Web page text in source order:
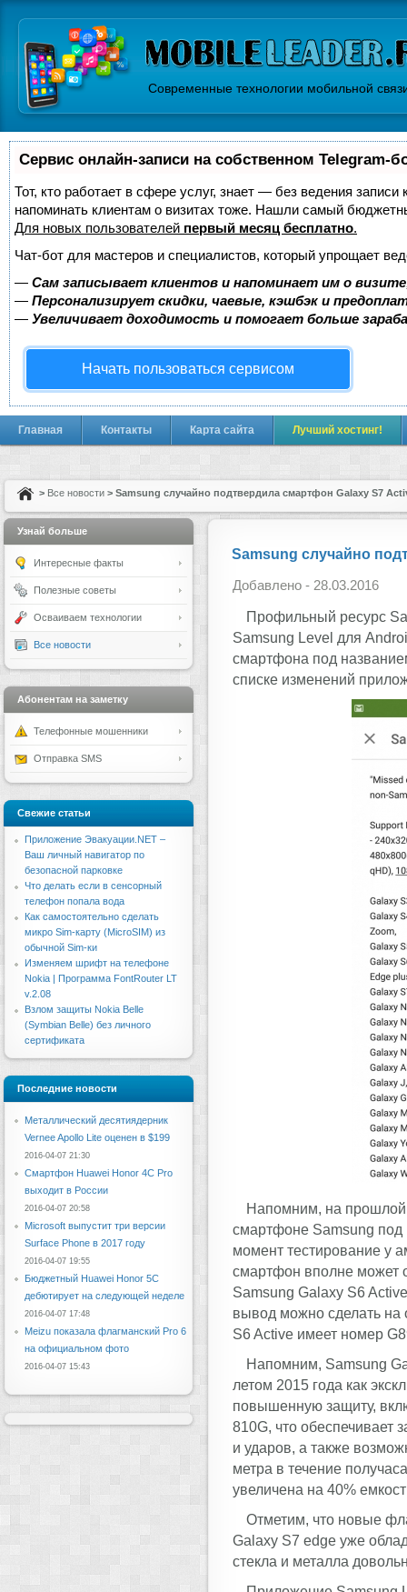
Современные технологии мобильной
Сервис онлайн-записи на собственном Telegram-
Тот, кто работает в сфере услуг, знает — без ведения
напоминать клиентам о визитах тоже. Нашли самый
Для новых пользователей первый месяц бесплатно.
Чат-бот для мастеров и специалистов, который упрощает
— Сам записывает клиентов и напоминает им о
— Персонализирует скидки, чаевые, кэшбэк и
— Увеличивает доходимость и помогает больше
Начать пользоваться сервисом
Главная Контакты Карта сайта Лучший хостинг!
> Все новости > Samsung случайно подтвердила смартфон Galaxy S7
Samsung случайно
Добавлено - 28.03.2016
Профильный ресурс
Samsung Level для
смартфона под
списке изменений
Напомним, на прошлой
смартфоне Samsung
момент тестирование у
смартфон вполне может
Samsung Galaxy S6
вывод можно сделать
S6 Active имеет номер
Напомним, Samsung
летом 2015 года как
повышенную защиту,
810G, что обеспечивает
и ударов, а также
метра в течение
увеличена на 40%
Отметим, что новые
Galaxy S7 edge уже
стекла и металла
Узнай больше
Интересные факты
Полезные советы
Осваиваем технологии
Все новости
Абонентам на заметку
Телефонные мошенники
Отправка SMS
Свежие статьи
Приложение Эвакуации.NET –
Ваш личный навигатор по
безопасной парковке
Что делать если в сенсорный
телефон попала вода
Как самостоятельно сделать
микро Sim-карту (MicroSIM) из
обычной Sim-ки
Изменяем шрифт на телефоне
Nokia | Программа FontRouter LT
v.2.08
Взлом защиты Nokia Belle
(Symbian Belle) без личного
сертификата
Последние новости
Металлический десятиядерник
Vernee Apollo Lite оценен в $199
2016-04-07 21:30
Смартфон Huawei Honor 4C Pro
выходит в России
2016-04-07 20:58
Microsoft выпустит три версии
Surface Phone в 2017 году
2016-04-07 19:55
Бюджетный Huawei Honor 5C
дебютирует на следующей неделе
2016-04-07 17:48
Meizu показала флагманский Pro 6
на официальном фото
2016-04-07 15:43